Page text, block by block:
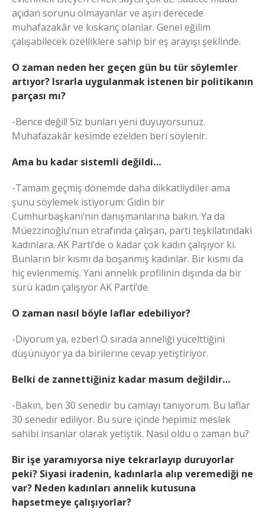
açıdan sorunu olmayanlar ve aşırı derecede
muhafazakâr ve kıskanç olanlar. Genel eğilim
çalışabilecek özelliklere sahip bir eş arayışı şeklinde.
O zaman neden her geçen gün bu tür söylemler
artıyor? Israrla uygulanmak istenen bir politikanın
parçası mı?
-Bence değil! Siz bunları yeni duyuyorsunuz.
Muhafazakâr kesimde ezelden beri söylenir.
Ama bu kadar sistemli değildi…
-Tamam geçmiş dönemde daha dikkatliydiler ama
şunu söylemek istiyorum: Gidin bir
Cumhurbaşkanı’nın danışmanlarına bakın. Ya da
Müezzinoğlu’nun etrafında çalışan, parti teşkilatındaki
kadınlara. AK Parti’de o kadar çok kadın çalışıyor ki.
Bunların bir kısmı da boşanmış kadınlar. Bir kısmı da
hiç evlenmemiş. Yani annelik profilinin dışında da bir
sürü kadın çalışıyor AK Parti’de.
O zaman nasıl böyle laflar edebiliyor?
-Diyorum ya, ezber! O sırada anneliği yücelttiğini
düşünüyor ya da birilerine cevap yetiştiriyor.
Belki de zannettiğiniz kadar masum değildir…
-Bakın, ben 30 senedir bu camiayı tanıyorum. Bu laflar
30 senedir ediliyor. Bu süre içinde hepimiz meslek
sahibi insanlar olarak yetiştik. Nasıl oldu o zaman bu?
Bir işe yaramıyorsa niye tekrarlayıp duruyorlar
peki? Siyasi iradenin, kadınlarla alıp veremediği ne
var? Neden kadınları annelik kutusuna
hapsetmeye çalışıyorlar?